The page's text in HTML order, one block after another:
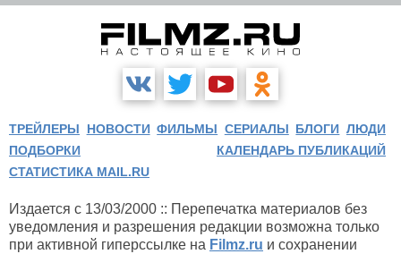
ТРЕЙЛЕРЫ НОВОСТИ ФИЛЬМЫ СЕРИАЛЫ БЛОГИ ЛЮДИ
ПОДБОРКИ
КАЛЕНДАРЬ ПУБЛИКАЦИЙ
СТАТИСТИКА MAIL.RU
Издается с 13/03/2000 :: Перепечатка материалов без
уведомления и разрешения редакции возможна только
при активной гиперссылке на Filmz.ru и сохранении